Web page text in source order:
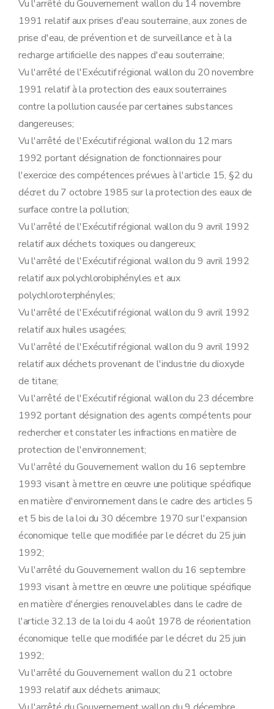
Art. 67
Art. 68
Art. 69
Art. 70
Art. 71
Sous-section 2 Modalités du recours prévu à l'article 41 du décret contre les conditions complémentaires éventuelles
Art. 72
Art. 73
Art. 74
Art. 75
Sous-section 3
Art. 76
Art. 77
Section 5 Sûreté visée à l'article 55 du décret
Sous-section première
Cas où la sûreté est toujours exigée
Art. 78
Art. 79
Modalités de constitution de la sûreté
Art. 80
Art. 81
Art. 82
Sous-section 3 Modalités de libération de la sûreté
Art. 83
Art. 84
Sous-section 4 Modalités de recours
Art. 85
Art. 86
Section 6 Procédure de prolongation de la durée de validité d'un permis d'environnement accordé pour un établissement temporaire visée à l'article 52 du décret
Art. 87
Art. 88
Art. 89
Section 7 Mesures de police administrative
Sous-section première
Art.91
Art.92
Art. 93
Art. 94
Art. 95
Modalités de la procédure visée aux articles 65, §1
Art. 95bis
Art. 95ter
Art. 95quinquies
Art. 95sexies
Art. 95octies
Art. 96
Art. 96bis
Art. 97
Sous-section 2bis
Modalités du réexamen et de la modification des conditions particulières des autorisations de certains établissements.
Art. 97bis
Sous-section 3
Modalités du recours contre les mesures de sécurité, visé à l'article 71, §4 et §5, du décret
Art. 98
Art. 100
Art. 101
Art. 102
Art. 103
Vu l'arrêté du Gouvernement wallon du 14 novembre
1991 relatif aux prises d'eau souterraine, aux zones de
prise d'eau, de prévention et de surveillance et à la
recharge artificielle des nappes d'eau souterraine;
Vu l'arrêté de l'Exécutif régional wallon du 20 novembre
1991 relatif à la protection des eaux souterraines
contre la pollution causée par certaines substances
dangereuses;
Vu l'arrêté de l'Exécutif régional wallon du 12 mars
1992 portant désignation de fonctionnaires pour
l'exercice des compétences prévues à l'article 15, §2 du
décret du 7 octobre 1985 sur la protection des eaux de
surface contre la pollution;
Vu l'arrêté de l'Exécutif régional wallon du 9 avril 1992
relatif aux déchets toxiques ou dangereux;
Vu l'arrêté de l'Exécutif régional wallon du 9 avril 1992
relatif aux polychlorobiphényles et aux
polychloroterphényles;
Vu l'arrêté de l'Exécutif régional wallon du 9 avril 1992
relatif aux huiles usagées;
Vu l'arrêté de l'Exécutif régional wallon du 9 avril 1992
relatif aux déchets provenant de l'industrie du dioxyde
de titane;
Vu l'arrêté de l'Exécutif régional wallon du 23 décembre
1992 portant désignation des agents compétents pour
rechercher et constater les infractions en matière de
protection de l'environnement;
Vu l'arrêté du Gouvernement wallon du 16 septembre
1993 visant à mettre en œuvre une politique spécifique
en matière d'environnement dans le cadre des articles 5
et 5 bis de la loi du 30 décembre 1970 sur l'expansion
économique telle que modifiée par le décret du 25 juin
1992;
Vu l'arrêté du Gouvernement wallon du 16 septembre
1993 visant à mettre en œuvre une politique spécifique
en matière d'énergies renouvelables dans le cadre de
l'article 32.13 de la loi du 4 août 1978 de réorientation
économique telle que modifiée par le décret du 25 juin
1992;
Vu l'arrêté du Gouvernement wallon du 21 octobre
1993 relatif aux déchets animaux;